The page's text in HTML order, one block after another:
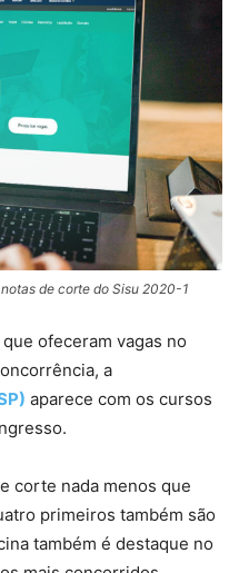
de corte do Sisu 2020-1
ofeceram vagas no
a
aparece com os cursos
corte nada menos que
primeiros também são
também é destaque no